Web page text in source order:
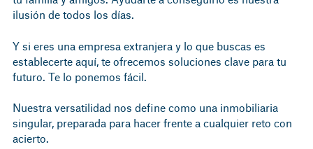
ilusión de todos los días.
Y si eres una empresa extranjera y lo que buscas es
establecerte aquí, te ofrecemos soluciones clave para tu
futuro. Te lo ponemos fácil.
Nuestra versatilidad nos define como una inmobiliaria
singular, preparada para hacer frente a cualquier reto con
acierto.